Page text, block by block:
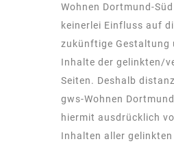
Wohnen Dortmund-
keinerlei Einfluss auf
zukünftige Gestaltung
Inhalte der gelinkten/
Seiten. Deshalb
gws-Wohnen
hiermit ausdrücklich
Inhalten aller